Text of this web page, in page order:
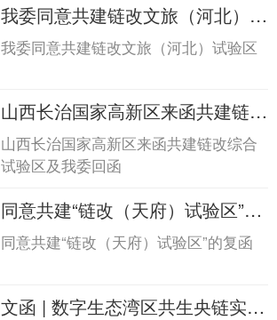
我委同意共建链改文旅（河北）试
验区我委同意共建链改文旅（河
北）试验区
我委同意共建链改文旅（河北）试验区
山西长治国家高新区来函共建链改
综合试验区及我...山西长治国家高
新区来函共建链改综合试验区及
我...
山西长治国家高新区来函共建链改综合
试验区及我委回函
同意共建“链改（天府）试验区”的
复函同意共建“链改（天府）试验
区”的复函
同意共建“链改（天府）试验区”的复函
文函 | 数字生态湾区共生央链实验